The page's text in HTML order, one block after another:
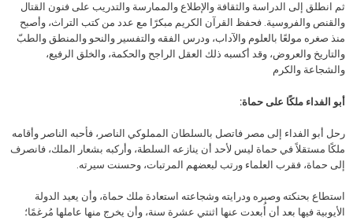
ثم انطلق إلى الدراسة والثقافة والإطلاع والممارسة والتدريب على فنون القتال
والقنص والفروسية. فحفظ القرآن الكريم مبكرًا مع عدد من كتب التراث، وأصبح
منذ صغره مولعًا بالعلوم والآداب، ودرس الفقه والتفسير والنحو والمنطق والطبّ
والتاريخ والعروض، وقد أكسبه ذلك العقل الراجح والحكمة، والخلق الرفيع،
والشجاعة والكرم
أبو الفداء ملكًا على حماة:
رحل أبو الفداء إلى مصر فاتصل بالسلطان المملوكي الناصر، فأحبه الناصر وأقامه
ملكًا مستقلاً في حماة ليس لأحد أن ينازعه السلطة، وأركبه بشعار الملك، فانصرف
إلى حماة، فقرب العلماء ورتب لبعضهم المرتبات، وحسنت سيرته.
استطاع بحنكته وصبره ودرايته وشجاعته استعادة ملك حماة، وأن يعيد الدولة
الأيوبية فيها بعد أن أُبعدت عنها اثنتي عشرة سنة، وأن يخرج منها عاملها مُرغمًا؛